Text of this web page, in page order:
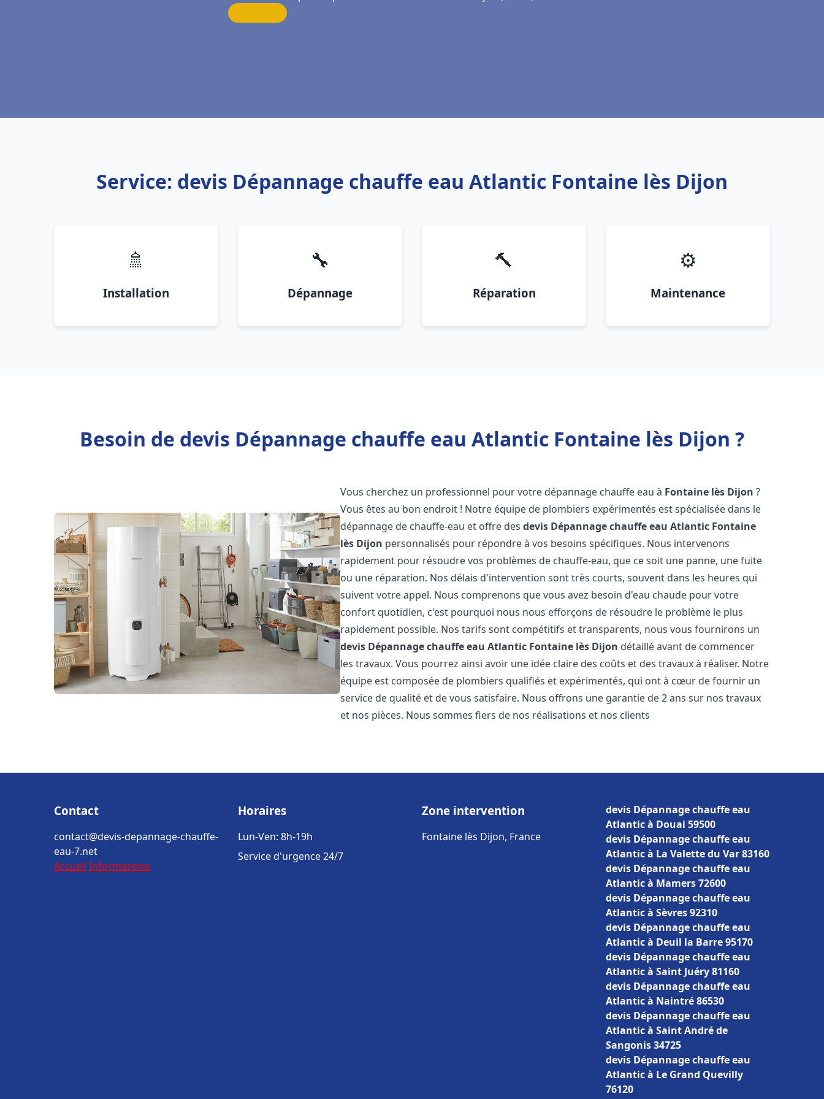
Service: devis Dépannage chauffe eau Atlantic Fontaine lès Dijon
🚿
Installation
🔧
Dépannage
🔨
Réparation
⚙️
Maintenance
Besoin de devis Dépannage chauffe eau Atlantic Fontaine lès Dijon ?
Vous cherchez un professionnel pour votre dépannage chauffe eau à Fontaine lès Dijon ?
Vous êtes au bon endroit ! Notre équipe de plombiers expérimentés est spécialisée dans le
dépannage de chauffe-eau et offre desdevis Dépannage chauffe eau Atlantic Fontaine
lès Dijon personnalisés pour répondre à vos besoins spécifiques. Nous intervenons
rapidement pour résoudre vos problèmes de chauffe-eau, que ce soit une panne, une fuite
ou une réparation. Nos délais d'intervention sont très courts, souvent dans les heures qui
suivent votre appel. Nous comprenons que vous avez besoin d'eau chaude pour votre
confort quotidien, c'est pourquoi nous nous efforçons de résoudre le problème le plus
rapidement possible. Nos tarifs sont compétitifs et transparents, nous vous fournirons un
devis Dépannage chauffe eau Atlantic Fontaine lès Dijon détaillé avant de commencer
les travaux. Vous pourrez ainsi avoir une idée claire des coûts et des travaux à réaliser. Notre
équipe est composée de plombiers qualifiés et expérimentés, qui ont à cœur de fournir un
service de qualité et de vous satisfaire. Nous offrons une garantie de 2 ans sur nos travaux
et nos pièces. Nous sommes fiers de nos réalisations et nos clients
Contact
contact@devis-depannage-chauffe-
eau-7.net
Accueil Informations
Horaires
Lun-Ven: 8h-19h
Service d'urgence 24/7
Zone intervention
Fontaine lès Dijon, France
devis Dépannage chauffe eau
Atlantic à Douai 59500
devis Dépannage chauffe eau
Atlantic à La Valette du Var 83160
devis Dépannage chauffe eau
Atlantic à Mamers 72600
devis Dépannage chauffe eau
Atlantic à Sèvres 92310
devis Dépannage chauffe eau
Atlantic à Deuil la Barre 95170
devis Dépannage chauffe eau
Atlantic à Saint Juéry 81160
devis Dépannage chauffe eau
Atlantic à Naintré 86530
devis Dépannage chauffe eau
Atlantic à Saint André de
Sangonis 34725
devis Dépannage chauffe eau
Atlantic à Le Grand Quevilly
76120